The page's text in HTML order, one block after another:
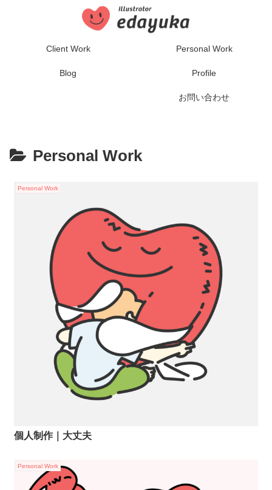
Client Work Personal Work
Blog Profile
お問い合わせ
Personal Work
Personal Work
個人制作｜大丈夫
Personal Work